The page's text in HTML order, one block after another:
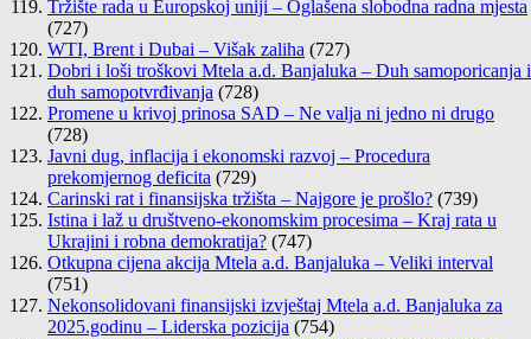
Tržište rada u Europskoj uniji – Oglašena slobodna radna mjesta
(727)
WTI, Brent i Dubai – Višak zaliha (727)
Dobri i loši troškovi Mtela a.d. Banjaluka – Duh samoporicanja i
duh samopotvrđivanja (728)
Promene u krivoj prinosa SAD – Ne valja ni jedno ni drugo
(728)
Javni dug, inflacija i ekonomski razvoj – Procedura
prekomjernog deficita (729)
Carinski rat i finansijska tržišta – Najgore je prošlo? (739)
Istina i laž u društveno-ekonomskim procesima – Kraj rata u
Ukrajini i robna demokratija? (747)
Otkupna cijena akcija Mtela a.d. Banjaluka – Veliki interval
(751)
Nekonsolidovani finansijski izvještaj Mtela a.d. Banjaluka za
2025.godinu – Liderska pozicija (754)